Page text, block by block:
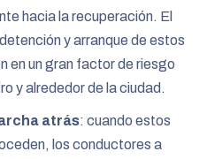
hacia la recuperación. El
y arranque de estos
en un gran factor de riesgo
y alrededor de la ciudad.
atrás: cuando estos
los conductores a